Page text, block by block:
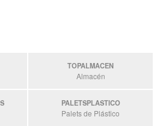
TOPALMACEN
Almacén
PALETSPLASTICO
Palets de Plástico